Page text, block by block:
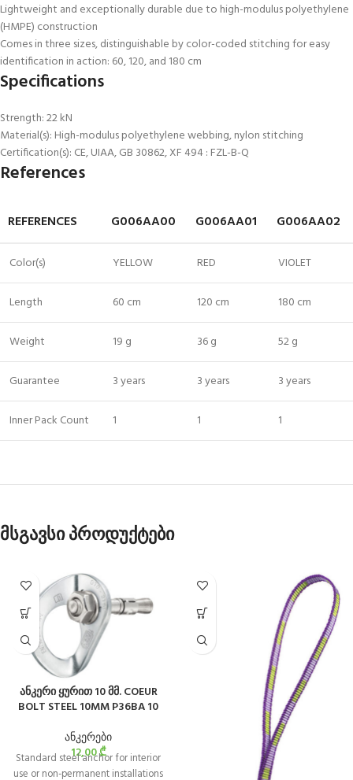
Lightweight and exceptionally durable due to high-modulus polyethylene
(HMPE) construction
Comes in three sizes, distinguishable by color-coded stitching for easy
identification in action: 60, 120, and 180 cm
Specifications
Strength: 22 kN
Material(s): High-modulus polyethylene webbing, nylon stitching
Certification(s): CE, UIAA, GB 30862, XF 494 : FZL-B-Q
References
REFERENCES G006AA00 G006AA01 G006AA02
Color(s) YELLOW RED VIOLET
Length 60 cm 120 cm 180 cm
Weight 19 g 36 g 52 g
Guarantee 3 years 3 years 3 years
Inner Pack Count 1 1 1
მსგავსი პროდუქტები
ანკერი ყურით 10 მმ. COEUR
BOLT STEEL 10MM P36BA 10
ანკერები
12,00₾
Standard steel anchor for interior
use or non-permanent installations